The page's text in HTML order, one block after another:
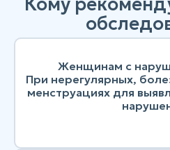
Женщинам с
При нерегулярных,
менструациях для